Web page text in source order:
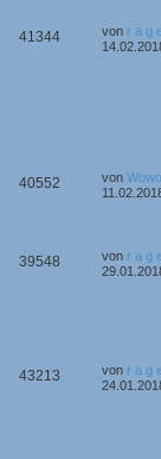
41344 von r a g
40552 von Wowo
39548 von r a g
43213 von r a g